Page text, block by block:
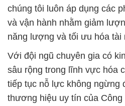
chúng tôi luôn áp dụng các
và vận hành nhằm giảm
năng lượng và tối ưu hóa tài
Với đội ngũ chuyên gia có
sâu rộng trong lĩnh vực hóa
tiếp tục nỗ lực không ngừng
thương hiệu uy tín của